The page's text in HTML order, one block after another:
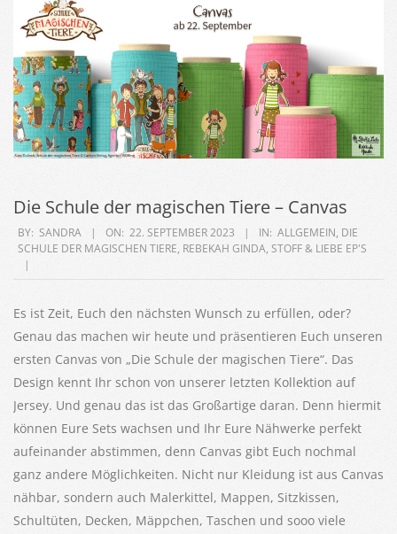
Die Schule der magischen Tiere – Canvas
2023-
09-
BY: SANDRA ON: 22. SEPTEMBER 2023 IN: ALLGEMEIN, DIE
SCHULE DER MAGISCHEN TIERE, REBEKAH GINDA, STOFF & LIEBE EP'S
Es ist Zeit, Euch den nächsten Wunsch zu erfüllen, oder?
Genau das machen wir heute und präsentieren Euch unseren
ersten Canvas von „Die Schule der magischen Tiere“. Das
Design kennt Ihr schon von unserer letzten Kollektion auf
Jersey. Und genau das ist das Großartige daran. Denn hiermit
können Eure Sets wachsen und Ihr Eure Nähwerke perfekt
aufeinander abstimmen, denn Canvas gibt Euch nochmal
ganz andere Möglichkeiten. Nicht nur Kleidung ist aus Canvas
nähbar, sondern auch Malerkittel, Mappen, Sitzkissen,
Schultüten, Decken, Mäppchen, Taschen und sooo viele